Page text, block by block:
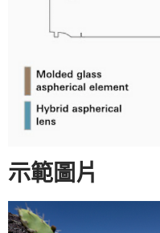
​示範圖片